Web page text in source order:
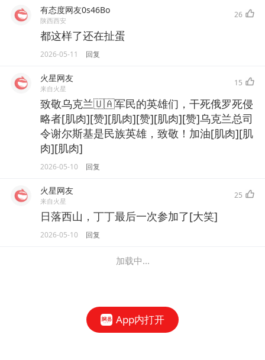
有态度网友0s46Bo
陕西西安
26
都这样了还在扯蛋
2026-05-11 回复
火星网友
来自火星
15
致敬乌克兰🇺🇦军民的英雄们，干死俄罗死侵
略者[肌肉][赞][肌肉][赞][肌肉][赞]乌克兰总司
令谢尔斯基是民族英雄，致敬！加油[肌肉][肌
肉][肌肉]
2026-05-10 回复
火星网友
来自火星
25
日落西山，丁丁最后一次参加了[大笑]
2026-05-10 回复
加载中...
App内打开